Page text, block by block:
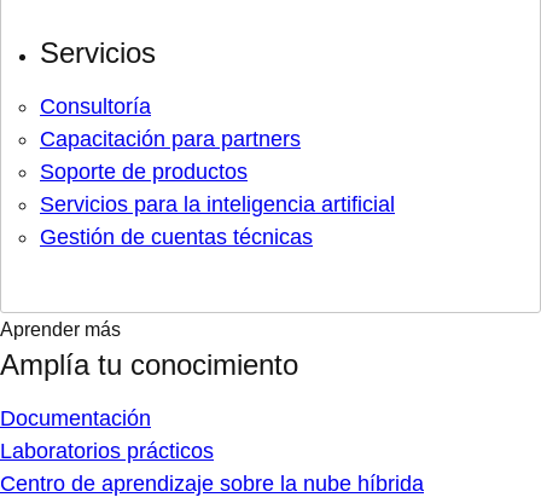
Servicios
Consultoría
Capacitación para partners
Soporte de productos
Servicios para la inteligencia artificial
Gestión de cuentas técnicas
Aprender más
Amplía tu conocimiento
Documentación
Laboratorios prácticos
Centro de aprendizaje sobre la nube híbrida